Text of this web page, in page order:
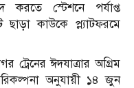
করতে স্টেশনে পর্যাপ্ত
ছাড়া কাউকে প্ল্যাটফরমে
ঈদযাত্রার অগ্রিম
অনুযায়ী ১৪ জুন